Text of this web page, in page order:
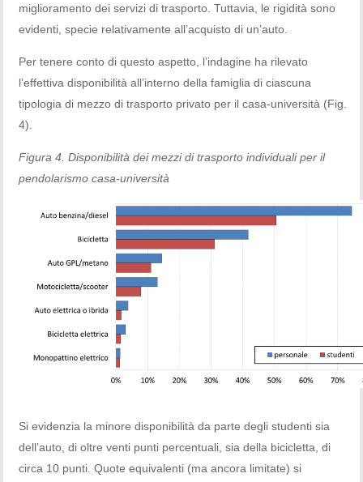
miglioramento dei servizi di trasporto. Tuttavia, le rigidità sono
evidenti, specie relativamente all’acquisto di un’auto.
Per tenere conto di questo aspetto, l’indagine ha rilevato
l’effettiva disponibilità all’interno della famiglia di ciascuna
tipologia di mezzo di trasporto privato per il casa-università (Fig.
4).
Figura 4. Disponibilità dei mezzi di trasporto individuali per il
pendolarismo casa-università
Si evidenzia la minore disponibilità da parte degli studenti sia
dell’auto, di oltre venti punti percentuali, sia della bicicletta, di
circa 10 punti. Quote equivalenti (ma ancora limitate) si